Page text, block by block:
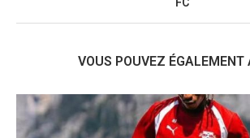
FC
VOUS POUVEZ ÉGALEMENT